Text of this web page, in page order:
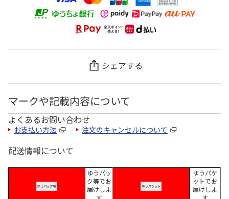
シェアする
マークや記載内容について
よくあるお問い合わせ
お支払い方法 注文のキャンセルについて
配送情報について
ゆうパッ
ク等でお
届けしま
ゆうパケ
ットでお
届けしま